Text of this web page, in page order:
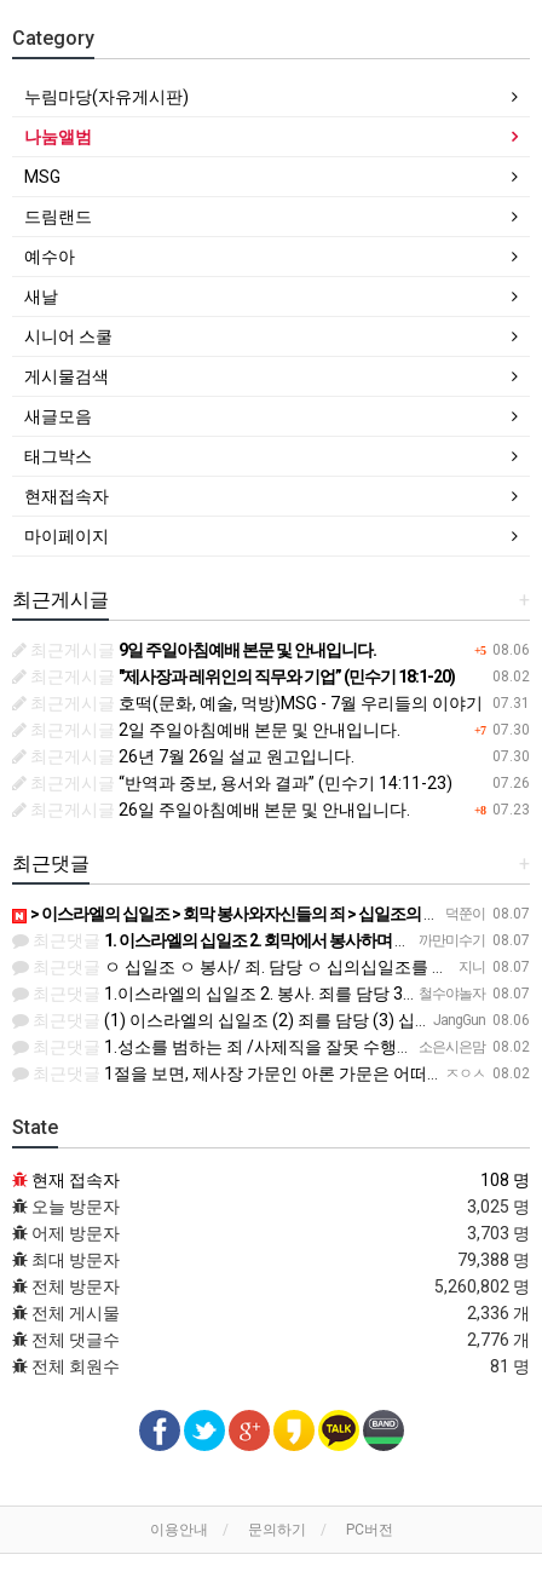
Category
누림마당(자유게시판)
나눔앨범
MSG
드림랜드
예수아
새날
시니어 스쿨
게시물검색
새글모음
태그박스
현재접속자
마이페이지
+
최근게시글
+5 08.06
최근게시글 9일 주일아침예배 본문 및 안내입니다.
08.02
최근게시글 "제사장과 레위인의 직무와 기업” (민수기 18:1-20)
07.31
최근게시글 호떡(문화, 예술, 먹방)MSG - 7월 우리들의 이야기
+7 07.30
최근게시글 2일 주일아침예배 본문 및 안내입니다.
07.30
최근게시글 26년 7월 26일 설교 원고입니다.
07.26
최근게시글 “반역과 중보, 용서와 결과” (민수기 14:11-23)
+8 07.23
최근게시글 26일 주일아침예배 본문 및 안내입니다.
+
최근댓글
덕쭌이 08.07
> 이스라엘의 십일조 > 회막 봉사와자신들의 죄 > 십일조의 십일조 > 가장 좋은 부분 > 성물을 더럽히지 …
까만미수기 08.07
최근댓글 1. 이스라엘의 십일조 2. 회막에서 봉사하며 자기들의 죄를 담당 3. 열째 몫. 십일조의 십일조 4. 받은…
지니 08.07
최근댓글 ㅇ 십일조 ㅇ 봉사/ 죄. 담당 ㅇ 십의십일조를 저제물로 드림 ㅇ 흠 없고 아름다운것 ㅇ 죄 / 죽음
철수야놀자 08.07
최근댓글 1.이스라엘의 십일조 2. 봉사. 죄를 담당 3.십일조 4 흠 없이 좋은 것 5.죄. 죽음
JangGun 08.06
최근댓글 (1) 이스라엘의 십일조 (2) 죄를 담당 (3) 십일조의 십일조 (4) 가장 아름다운 것 (5) 성물을 더…
소은시은맘 08.02
최근댓글 1.성소를 범하는 죄 /사제직을 잘못 수행한죄 2.진노가 다시는 이스라엘 자손에게 미치지 않는다. 3.모든 …
ㅈㅇㅅ 08.02
최근댓글 1절을 보면, 제사장 가문인 아론 가문은 어떠한 죄에 대하여 책임을 져야 했습니까? 공동번역으로 살펴보세요.…
State
현재 접속자
108 명
오늘 방문자
3,025 명
어제 방문자
3,703 명
최대 방문자
79,388 명
전체 방문자
5,260,802 명
전체 게시물
2,336 개
전체 댓글수
2,776 개
전체 회원수
81 명
이용안내 문의하기 PC버전